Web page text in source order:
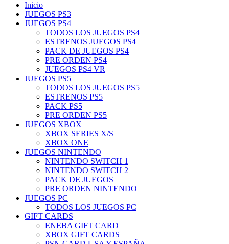
Inicio
JUEGOS PS3
JUEGOS PS4
TODOS LOS JUEGOS PS4
ESTRENOS JUEGOS PS4
PACK DE JUEGOS PS4
PRE ORDEN PS4
JUEGOS PS4 VR
JUEGOS PS5
TODOS LOS JUEGOS PS5
ESTRENOS PS5
PACK PS5
PRE ORDEN PS5
JUEGOS XBOX
XBOX SERIES X/S
XBOX ONE
JUEGOS NINTENDO
NINTENDO SWITCH 1
NINTENDO SWITCH 2
PACK DE JUEGOS
PRE ORDEN NINTENDO
JUEGOS PC
TODOS LOS JUEGOS PC
GIFT CARDS
ENEBA GIFT CARD
XBOX GIFT CARDS